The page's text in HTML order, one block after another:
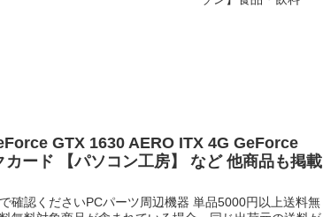
GTX 1630 AERO ITX 4G GeForce
ード 【パソコン工房】 など 他商品も掲載
確認くださいPCパーツ周辺機器 単品5000円以上送料無